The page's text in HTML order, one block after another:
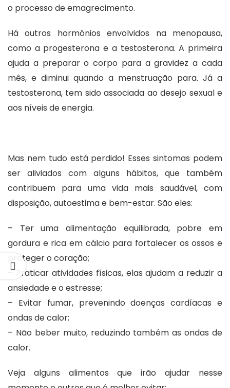
o processo de emagrecimento.
Há outros hormônios envolvidos na menopausa,
como a progesterona e a testosterona. A primeira
ajuda a preparar o corpo para a gravidez a cada
mês, e diminui quando a menstruação para. Já a
testosterona, tem sido associada ao desejo sexual e
aos níveis de energia.
Mas nem tudo está perdido! Esses sintomas podem
ser aliviados com alguns hábitos, que também
contribuem para uma vida mais saudável, com
disposição, autoestima e bem-estar. São eles:
– Ter uma alimentação equilibrada, pobre em
gordura e rica em cálcio para fortalecer os ossos e
proteger o coração;
– Praticar atividades físicas, elas ajudam a reduzir a
ansiedade e o estresse;
– Evitar fumar, prevenindo doenças cardíacas e
ondas de calor;
– Não beber muito, reduzindo também as ondas de
calor.
Veja alguns alimentos que irão ajudar nesse